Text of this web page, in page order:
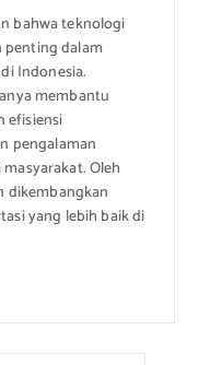
bahwa teknologi
dalam
Indonesia.
membantu
efisiensi
pengalaman
Oleh
dikembangkan
yang lebih baik di